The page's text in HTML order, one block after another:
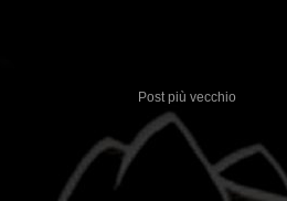
Post più vecchio